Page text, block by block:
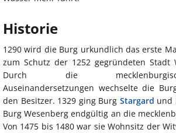
Historie
1290 wird die Burg urkundlich das erste
zum Schutz der 1252 gegründeten Stadt
Durch die mecklenburgisch-
Auseinandersetzungen wechselte die
den Besitzer. 1329 ging Burg Stargard und
Burg Wesenberg endgültig an die
Von 1475 bis 1480 war sie Wohnsitz der